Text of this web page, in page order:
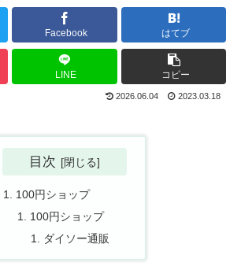
Facebook はてブ
LINE コピー
2026.06.04 2023.03.18
目次
100円ショップ
100円ショップ
ダイソー通販